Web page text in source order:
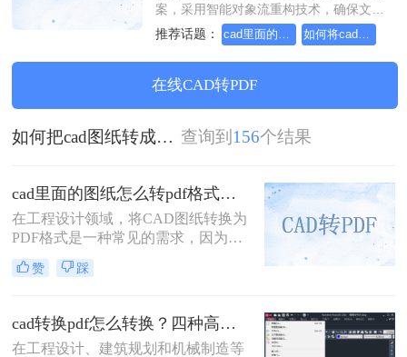
案，采用智能对象流重构技术，确保文档
1:1高保真还原且排版不乱码。支持一键批
量处理，全链路 SSL 加密保障隐私安全。
助您快速实现如何把cad图纸转成pdf格
式，无需安装，高效办公。
推荐话题：
在线CAD转PDF
如何把cad图纸转成pdf格式 查询到 156个结果
cad里面的图纸怎么转pdf格式？试试这3种方法！
在工程设计领域，将CAD图纸转换为
PDF格式是一种常见的需求，因为
PDF格式具有跨平台兼容性好、文件
体积小、易于分享和打印等优点。那
本文将介绍三种将CAD图纸转换为
PDF的方法。
赞 踩
cad转换pdf怎么转换？四种高效方法详解，轻松搞定格式转换！
在工程设计、建筑规划和机械制造等